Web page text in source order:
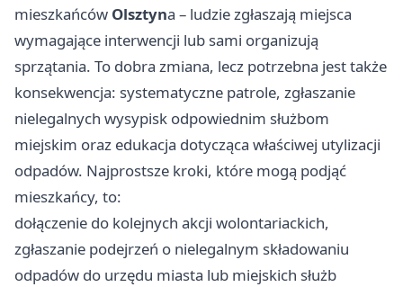
mieszkańców Olsztyna – ludzie zgłaszają miejsca
wymagające interwencji lub sami organizują
sprzątania. To dobra zmiana, lecz potrzebna jest także
konsekwencja: systematyczne patrole, zgłaszanie
nielegalnych wysypisk odpowiednim służbom
miejskim oraz edukacja dotycząca właściwej utylizacji
odpadów. Najprostsze kroki, które mogą podjąć
mieszkańcy, to:
dołączenie do kolejnych akcji wolontariackich,
zgłaszanie podejrzeń o nielegalnym składowaniu
odpadów do urzędu miasta lub miejskich służb